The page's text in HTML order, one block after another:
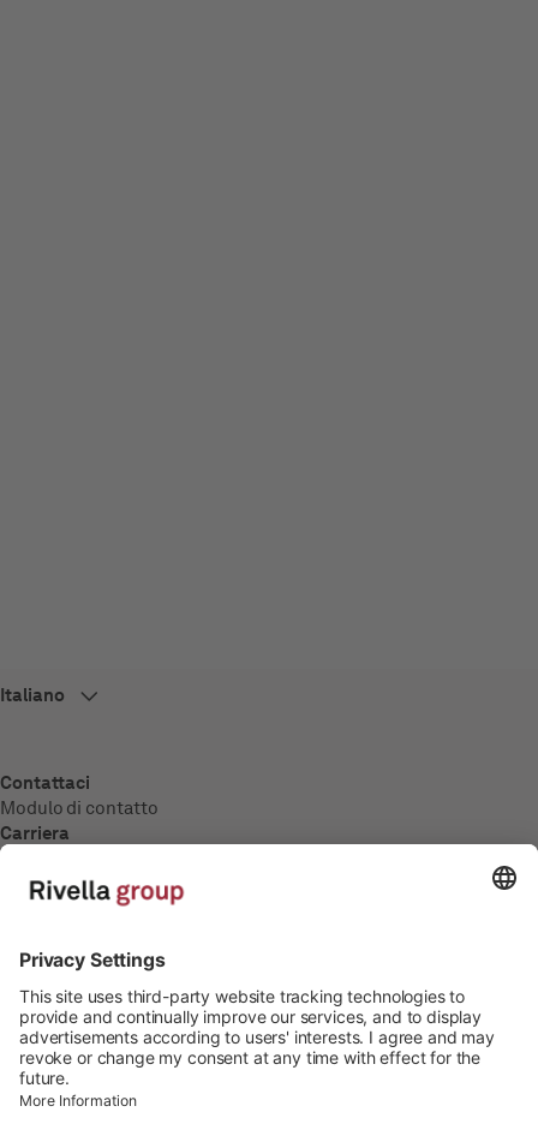
Contattaci
Modulo di contatto
Carriera
Panoramica
Offerte di lavoro
Comunicati stampa